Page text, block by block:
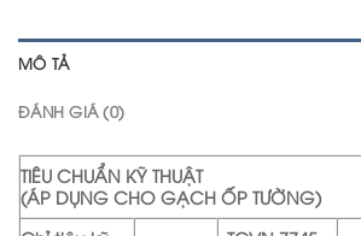
MÔ TẢ
ĐÁNH GIÁ (0)
TIÊU CHUẨN KỸ THUẬT
(ÁP DỤNG CHO GẠCH ỐP TƯỜNG)